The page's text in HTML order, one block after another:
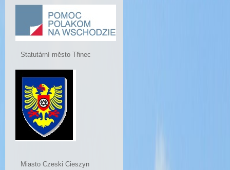
Statutární město Třinec
Miasto Czeski Cieszyn